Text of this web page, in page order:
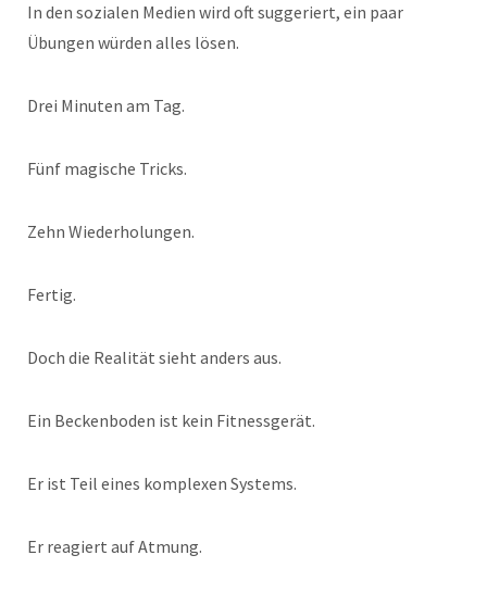
In den sozialen Medien wird oft suggeriert, ein paar
Übungen würden alles lösen.
Drei Minuten am Tag.
Fünf magische Tricks.
Zehn Wiederholungen.
Fertig.
Doch die Realität sieht anders aus.
Ein Beckenboden ist kein Fitnessgerät.
Er ist Teil eines komplexen Systems.
Er reagiert auf Atmung.